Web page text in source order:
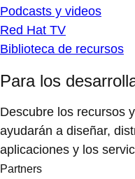
Podcasts y videos
Red Hat TV
Biblioteca de recursos
Para los
Descubre los recursos
ayudarán a diseñar,
aplicaciones y los
Partners